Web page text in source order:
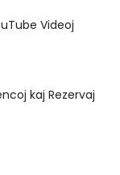
Videoj
kaj Rezervaj